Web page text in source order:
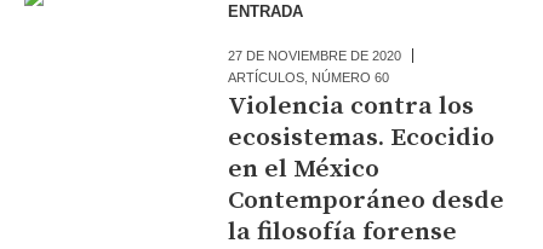
ENTRADA
27 DE NOVIEMBRE DE 2020
ARTÍCULOS NÚMERO 60
Violencia contra los
ecosistemas. Ecocidio
en el México
Contemporáneo desde
la filosofía forense